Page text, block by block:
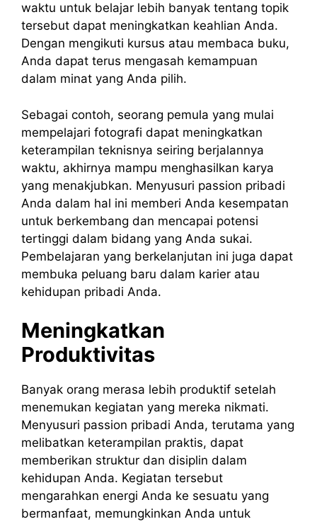
waktu untuk belajar lebih banyak tentang topik
tersebut dapat meningkatkan keahlian Anda.
Dengan mengikuti kursus atau membaca buku,
Anda dapat terus mengasah kemampuan
dalam minat yang Anda pilih.
Sebagai contoh, seorang pemula yang mulai
mempelajari fotografi dapat meningkatkan
keterampilan teknisnya seiring berjalannya
waktu, akhirnya mampu menghasilkan karya
yang menakjubkan. Menyusuri passion pribadi
Anda dalam hal ini memberi Anda kesempatan
untuk berkembang dan mencapai potensi
tertinggi dalam bidang yang Anda sukai.
Pembelajaran yang berkelanjutan ini juga dapat
membuka peluang baru dalam karier atau
kehidupan pribadi Anda.
Meningkatkan
Produktivitas
Banyak orang merasa lebih produktif setelah
menemukan kegiatan yang mereka nikmati.
Menyusuri passion pribadi Anda, terutama yang
melibatkan keterampilan praktis, dapat
memberikan struktur dan disiplin dalam
kehidupan Anda. Kegiatan tersebut
mengarahkan energi Anda ke sesuatu yang
bermanfaat, memungkinkan Anda untuk